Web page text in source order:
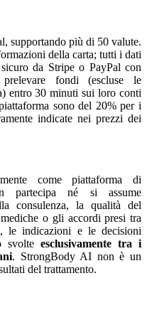
supportando più di 50 valute.
della carta; tutti i dati
da Stripe o PayPal con
fondi (escluse le
entro 30 minuti sui loro conti
sono del 20% per i
indicate nei prezzi dei
come piattaforma di
partecipa né si assume
consulenza, la qualità del
o gli accordi presi tra
le indicazioni e le decisioni
svolte esclusivamente tra i
. StrongBody AI non è un
del trattamento.